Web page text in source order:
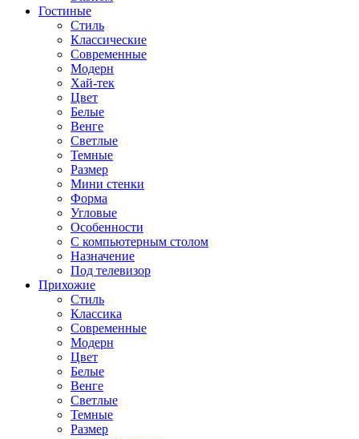
Гостиные
Стиль
Классические
Современные
Модерн
Хай-тек
Цвет
Белые
Венге
Светлые
Темные
Размер
Мини стенки
Форма
Угловые
Особенности
С компьютерным столом
Назначение
Под телевизор
Прихожие
Стиль
Классика
Современные
Модерн
Цвет
Белые
Венге
Светлые
Темные
Размер